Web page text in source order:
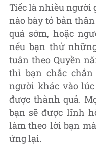
Tiếc là nhiều người
nào bày tỏ bản
quá sớm, hoặc
nếu bạn thử
tuân theo Quyền
thì bạn chắc
người khác vào
được thành quả.
bạn sẽ được lĩnh
làm theo lời bạn
ứng lại.